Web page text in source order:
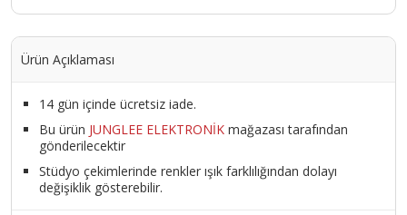
Ürün Açıklaması
14 gün içinde ücretsiz iade.
Bu ürün JUNGLEE ELEKTRONİK mağazası tarafından
gönderilecektir
Stüdyo çekimlerinde renkler ışık farklılığından dolayı
değişiklik gösterebilir.